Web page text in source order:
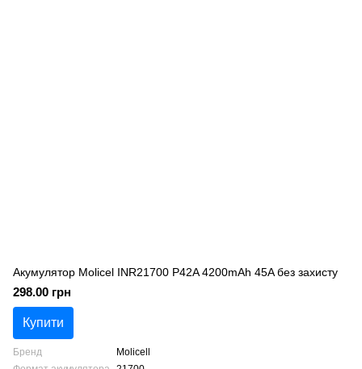
Акумулятор Molicel INR21700 P42A 4200mAh 45A без захисту
298.00 грн
Купити
Бренд
Molicell